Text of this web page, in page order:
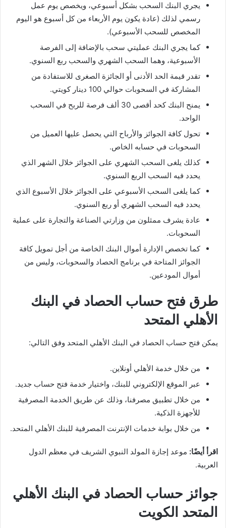
يجري البنك السحب بشكل أسبوعي، ويخصص يوم عمل
رسمي لذلك (عادة يكون يوم الأربعاء من كل أسبوع هو اليوم
المخصص للسحب الأسبوعي).
كما يجري البنك عمليتي سحب بالإضافة إلى الفرصة
الأسبوعية، وهما السحب الشهري والسحب ربع السنوي.
تقدر قيمة الحد الأدنى أو الجائزة الصغرى للاستفادة من
المشاركة في السحوبات حوالي 100 دينار كويتي.
يمنح البنك كحد أقصى 30 ألف فرصة للربح في السحب
الواحد.
تحول كافة الجوائز والأرباح التي يحصل عليها العميل من
السحوبات في حسابه الخاص.
كذلك يلغى السحب الشهري على الجوائز خلال الشهر الذي
يحدد فيه السحب الربع السنوي.
كما يلغى السحب الأسبوعي على الجوائز خلال الأسبوع الذي
يحدد فيه السحب الشهري أو ربع السنوي.
عادة يشرف ممثلون من وزارتي الصناعة والتجارة على عملية
السحوبات.
كما تخصص الإدارة أموال البنك الخاصة من أجل تمويل كافة
الجوائز المتاحة في برنامج الحصاد والسحوبات، وليس من
أموال المودعين.
طرق فتح حساب الحصاد في البنك
الأهلي المتحد
يمكن فتح حساب الحصاد في البنك الأهلي المتحد وفق التالي:
من خلال خدمة الأهلي أونلاين.
عبر الموقع الإلكتروني للبنك، واختيار خدمة فتح حساب جديد.
من خلال تطبيق مصرفنا، وذلك عن طريق الخدمة المصرفية
للأجهزة الذكية.
من خلال بوابة خدمات الإنترنت المصرفية للبنك الأهلي المتحد.
اقرأ أيضًا: موعد إجازة المولد النبوي الشريف في معظم الدول
العربية.
جوائز حساب الحصاد في البنك الأهلي
المتحد الكويت